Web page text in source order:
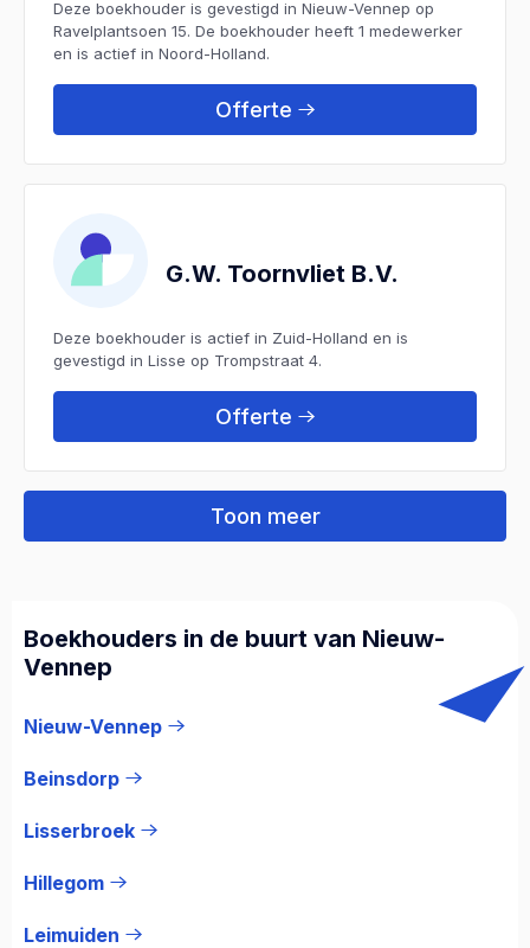
Deze boekhouder is gevestigd in Nieuw-Vennep op
Ravelplantsoen 15. De boekhouder heeft 1 medewerker
en is actief in Noord-Holland.
Offerte
G.W. Toornvliet B.V.
Deze boekhouder is actief in Zuid-Holland en is
gevestigd in Lisse op Trompstraat 4.
Offerte
Toon meer
Boekhouders in de buurt van Nieuw-
Vennep
Nieuw-Vennep
Beinsdorp
Lisserbroek
Hillegom
Leimuiden